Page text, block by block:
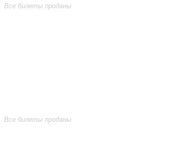
Все билеты проданы
Все билеты проданы